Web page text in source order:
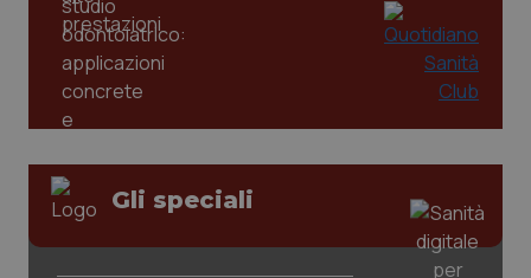
Gli speciali
tracking-sites-ironfish-
session-id
www.quotidianosanita.it
.quotidianosanita.it
mese